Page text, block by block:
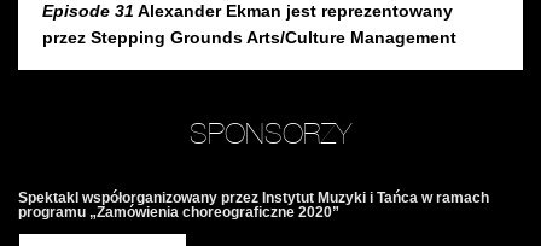
Episode 31 Alexander Ekman jest reprezentowany
przez Stepping Grounds Arts/Culture Management
SPONSORZY
Spektakl współorganizowany przez Instytut Muzyki i Tańca w ramach
programu „Zamówienia choreograficzne 2020”